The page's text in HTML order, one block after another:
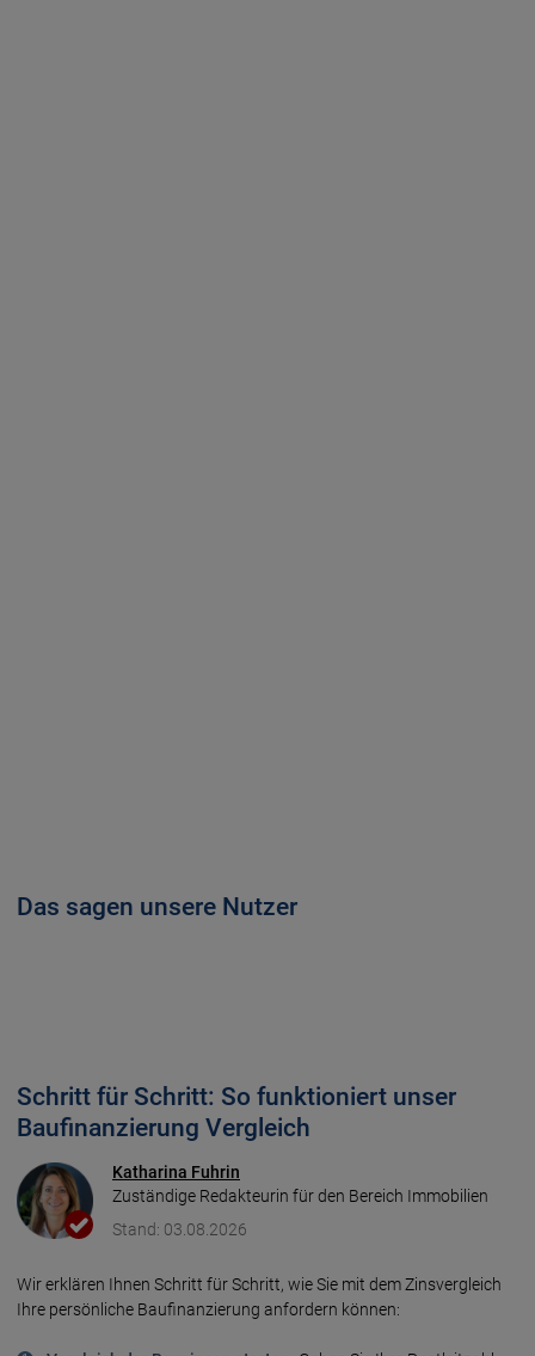
Das sagen unsere Nutzer
Schritt für Schritt: So funktioniert unser
Baufinan­zierung Vergleich
Katharina Fuhrin
Zuständige Redakteurin für den Bereich Immobilien
Stand: 03.08.2026
Wir erklären Ihnen Schritt für Schritt, wie Sie mit dem Zins­ver­gleich
Ihre persönliche Bau­finanzierung anfordern können: